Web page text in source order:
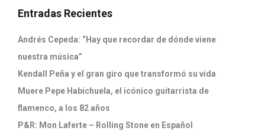
Entradas Recientes
Andrés Cepeda: “Hay que recordar de dónde viene
nuestra música”
Kendall Peña y el gran giro que transformó su vida
Muere Pepe Habichuela, el icónico guitarrista de
flamenco, a los 82 años
P&R: Mon Laferte – Rolling Stone en Español